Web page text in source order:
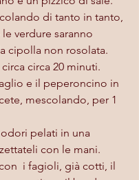
di tanto in tanto,
verdure saranno
cipolla non rosolata.
circa 20 minuti.
e il peperoncino in
mescolando, per 1
pelati in una
con le mani.
i fagioli, già cotti, il